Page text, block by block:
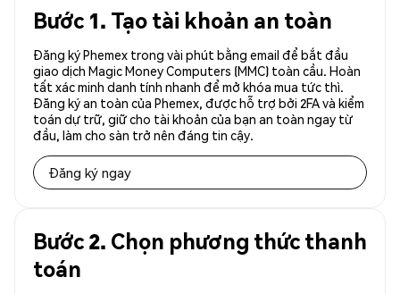
Bước 1. Tạo tài khoản an toàn
Đăng ký Phemex trong vài phút bằng email để bắt đầu
giao dịch Magic Money Computers (MMC) toàn cầu. Hoàn
tất xác minh danh tính nhanh để mở khóa mua tức thì.
Đăng ký an toàn của Phemex, được hỗ trợ bởi 2FA và kiểm
toán dự trữ, giữ cho tài khoản của bạn an toàn ngay từ
đầu, làm cho sàn trở nên đáng tin cậy.
Đăng ký ngay
Bước 2. Chọn phương thức thanh
toán